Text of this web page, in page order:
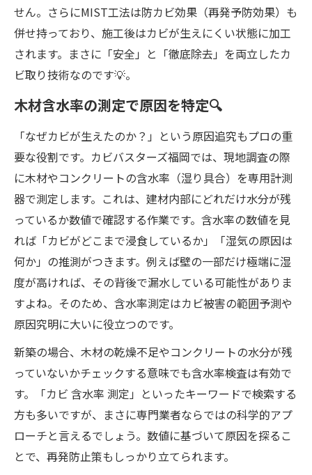
せん。さらにMIST工法は防カビ効果（再発予防効果）も
併せ持っており、施工後はカビが生えにくい状態に加工
されます。まさに「安全」と「徹底除去」を両立したカ
ビ取り技術なのです💡。
木材含水率の測定で原因を特定🔍
「なぜカビが生えたのか？」という原因追究もプロの重
要な役割です。カビバスターズ福岡では、現地調査の際
に木材やコンクリートの含水率（湿り具合）を専用計測
器で測定します。これは、建材内部にどれだけ水分が残
っているか数値で確認する作業です。含水率の数値を見
れば「カビがどこまで浸食しているか」「湿気の原因は
何か」の推測がつきます。例えば壁の一部だけ極端に湿
度が高ければ、その背後で漏水している可能性がありま
すよね。そのため、含水率測定はカビ被害の範囲予測や
原因究明に大いに役立つのです。
新築の場合、木材の乾燥不足やコンクリートの水分が残
っていないかチェックする意味でも含水率検査は有効で
す。「カビ 含水率 測定」といったキーワードで検索する
方も多いですが、まさに専門業者ならではの科学的アプ
ローチと言えるでしょう。数値に基づいて原因を探るこ
とで、再発防止策もしっかり立てられます。